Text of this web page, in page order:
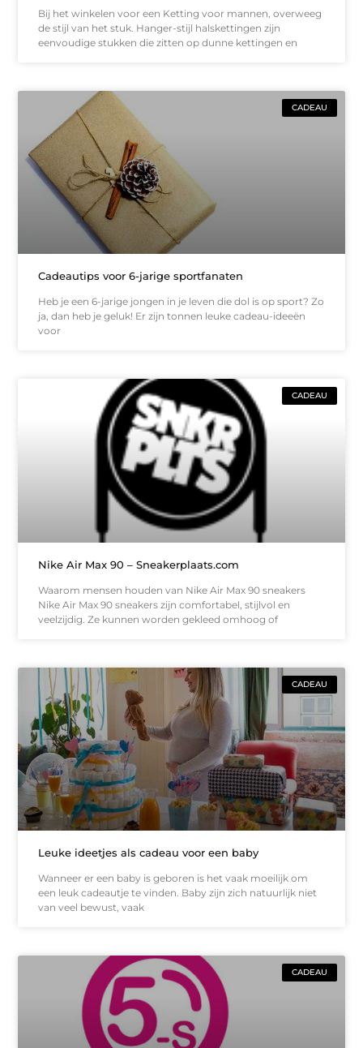
Bij het winkelen voor een Ketting voor mannen, overweeg
de stijl van het stuk. Hanger-stijl halskettingen zijn
eenvoudige stukken die zitten op dunne kettingen en
CADEAU
Cadeautips voor 6-jarige sportfanaten
Heb je een 6-jarige jongen in je leven die dol is op sport? Zo
ja, dan heb je geluk! Er zijn tonnen leuke cadeau-ideeën
voor
CADEAU
Nike Air Max 90 – Sneakerplaats.com
Waarom mensen houden van Nike Air Max 90 sneakers
Nike Air Max 90 sneakers zijn comfortabel, stijlvol en
veelzijdig. Ze kunnen worden gekleed omhoog of
CADEAU
Leuke ideetjes als cadeau voor een baby
Wanneer er een baby is geboren is het vaak moeilijk om
een leuk cadeautje te vinden. Baby zijn zich natuurlijk niet
van veel bewust, vaak
CADEAU